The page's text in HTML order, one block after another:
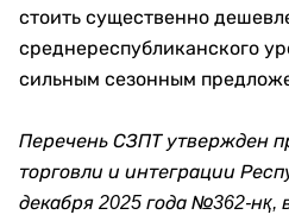
стоить существенно
среднереспубликанского
сильным сезонным
Перечень СЗПТ утвержден
торговли и интеграции
декабря 2025 года №362-нқ,